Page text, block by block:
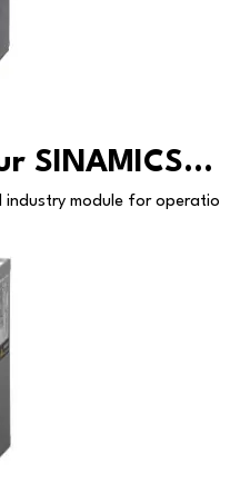
SINAMICS...
industry module for operatio